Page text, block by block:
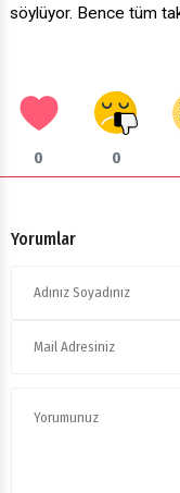
söylüyor. Bence tüm
0 0
Yorumlar